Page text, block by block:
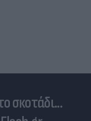
σκοτάδι...